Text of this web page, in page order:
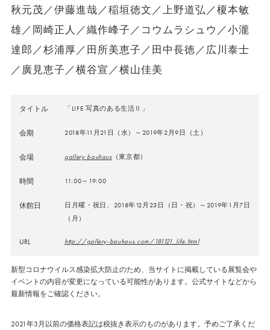
秋元茂／伊藤進哉／稲垣徳文／上野道弘／榎本敏
雄／岡崎正人／織作峰子／コウムラシュウ／小瀧
達郎／杉浦厚／田所美恵子／田中長徳／広川泰士
／廣見恵子／横谷宣／横山佳美
タイトル 「LIFE 写真のある生活Ⅱ」
会期 2018年11月21日（水）～2019年2月9日（土）
会場 gallery bauhaus （東京都）
時間 11:00～19:00
休館日
日月曜・祝日、2018年12月23日（日・祝）～2019年1月7日
（月）
URL http://gallery-bauhaus.com/181121_life.html
新型コロナウイルス感染拡大防止のため、当サイトに掲載している展覧会や
イベントの内容が変更になっている可能性があります。公式サイトなどから
最新情報をご確認ください。
2021年3月以前の価格表記は税抜き表示のものがあります。予めご了承くだ